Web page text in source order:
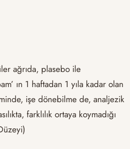
ağrıda, plasebo ile
ın 1 haftadan 1 yıla kadar olan
işe dönebilme de, analjezik
farklılık ortaya koymadığı